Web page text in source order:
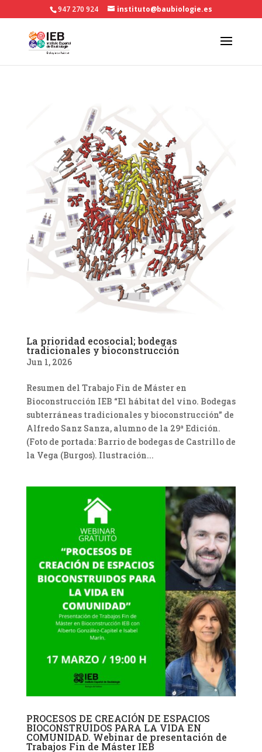
947 270 924 instituto@baubiologie.es
La prioridad ecosocial; bodegas
tradicionales y bioconstrucción
Jun 1, 2026
Resumen del Trabajo Fin de Máster en
Bioconstrucción IEB “El hábitat del vino. Bodegas
subterráneas tradicionales y bioconstrucción” de
Alfredo Sanz Sanza, alumno de la 29ª Edición.
(Foto de portada: Barrio de bodegas de Castrillo de
la Vega (Burgos). Ilustración...
PROCESOS DE CREACIÓN DE ESPACIOS
BIOCONSTRUIDOS PARA LA VIDA EN
COMUNIDAD. Webinar de presentación de
Trabajos Fin de Máster IEB